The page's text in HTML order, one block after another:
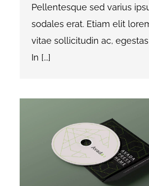
Pellentesque sed varius
sodales erat. Etiam elit
vitae sollicitudin ac,
In [...]